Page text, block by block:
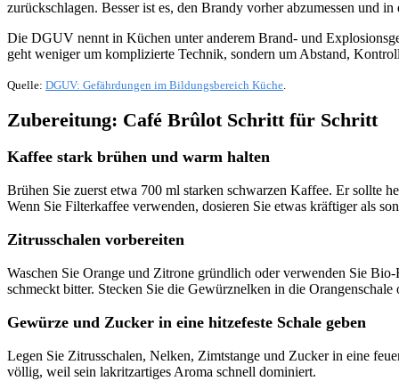
zurückschlagen. Besser ist es, den Brandy vorher abzumessen und
Die DGUV nennt in Küchen unter anderem Brand- und
geht weniger um komplizierte Technik, sondern um Abstand,
Quelle: DGUV: Gefährdungen im Bildungsbereich Küche
Zubereitung: Café Brûlot Schritt für Schritt
Kaffee stark brühen und warm halten
Brühen Sie zuerst etwa 700 ml starken schwarzen Kaffee. Er sollte
Wenn Sie Filterkaffee verwenden, dosieren Sie etwas kräftiger als
Zitrusschalen vorbereiten
Waschen Sie Orange und Zitrone gründlich oder verwenden Sie
schmeckt bitter. Stecken Sie die Gewürznelken in die
Gewürze und Zucker in eine hitzefeste Schale geben
Legen Sie Zitrusschalen, Nelken, Zimtstange und Zucker in eine
völlig, weil sein lakritzartiges Aroma schnell dominiert.